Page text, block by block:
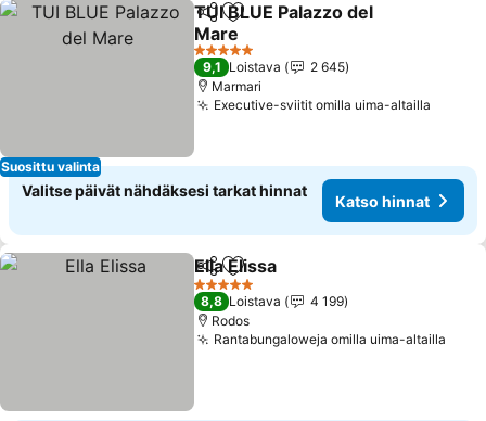
Suosittu valinta
Jaa Lisää suosikkeihin
TUI BLUE Palazzo del
Mare
5 Tähtiluokitus
9,1 Loistava
2 645
Marmari
Executive-sviitit omilla uima-altailla
Valitse päivät nähdäksesi tarkat hinnat
Katso hinnat
Jaa Lisää suosikkeihin
Ella Elissa
5 Tähtiluokitus
8,8 Loistava
4 199
Rodos
Rantabungaloweja omilla uima-altailla